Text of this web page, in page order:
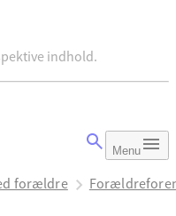
indhold.
Menu
forældre